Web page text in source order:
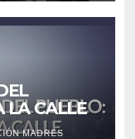
LA CALLE
MADRES